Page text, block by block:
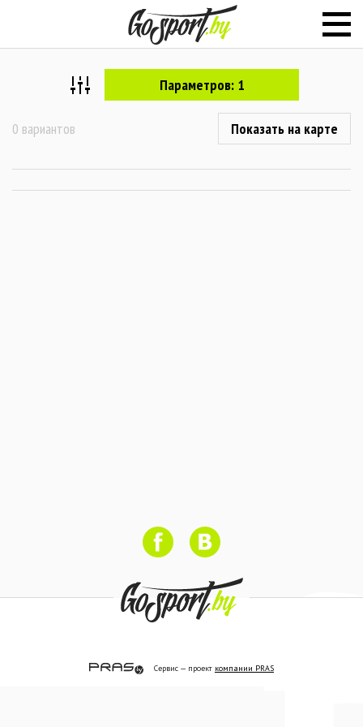
Параметров: 1
0 вариантов Показать на карте
Сервис — проект компании PRAS